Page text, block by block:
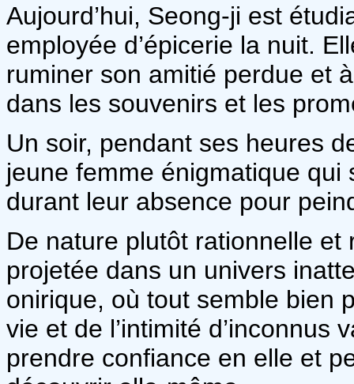
Aujourd’hui, Seong-ji est
employée d’épicerie la nuit.
ruminer son amitié perdue et
dans les souvenirs et les
Un soir, pendant ses heures
jeune femme énigmatique qui
durant leur absence pour
De nature plutôt rationnelle
projetée dans un univers
onirique, où tout semble bien
vie et de l’intimité d’inconnus
prendre confiance en elle et